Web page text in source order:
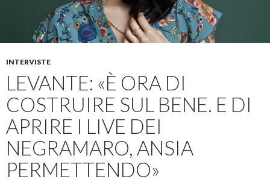
INTERVISTE
LEVANTE: «È ORA DI
COSTRUIRE SUL BENE. E DI
APRIRE I LIVE DEI
NEGRAMARO, ANSIA
PERMETTENDO»